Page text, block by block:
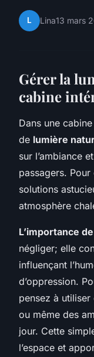
L Lina13 mars
Gérer la
cabine
Dans une
de lumière
sur l’ambiance
passagers.
solutions
atmosphère
L’importance
négliger; elle
influençant
d’oppression.
pensez à
ou même des
jour. Cette
l’espace et